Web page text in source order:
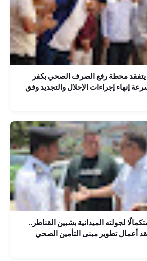
يتفقد محطة رفع الصرف الصحي بكفر
إنهاء إجراءات الإحلال والتجديد وفق
لجولته الميدانية بشبين القناطر..
أعمال تطوير مبنى التأمين الصحي